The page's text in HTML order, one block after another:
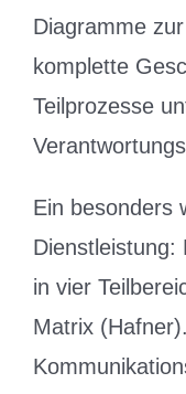
Diagramme
komplette
Teilprozesse
Ein besonders
Dienstleistung:
in vier
Matrix